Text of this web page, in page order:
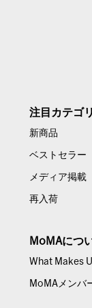
注目カテゴ
新商品
ベストセラー
メディア掲載
再入荷
MoMAにつ
What Makes
MoMAメンバ